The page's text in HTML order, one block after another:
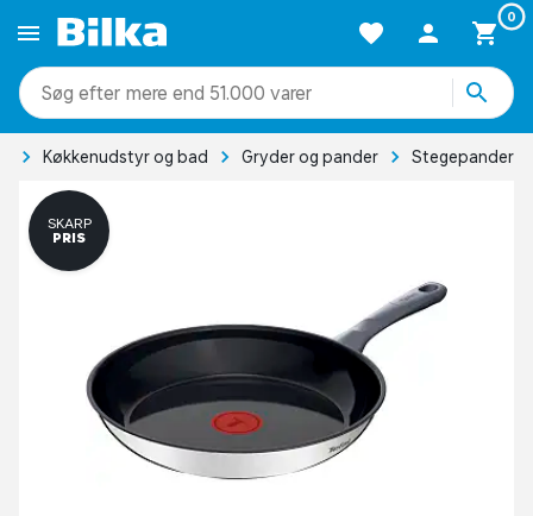
0
mere end 51.000 varer
Køkkenudstyr og bad Gryder og pander Stegepander
SKARP
PRIS